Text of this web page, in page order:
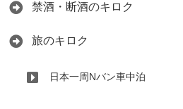
禁酒・断酒のキロク
旅のキロク
日本一周Nバン車中泊